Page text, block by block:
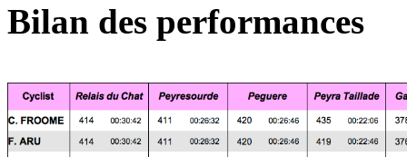
Bilan des performances